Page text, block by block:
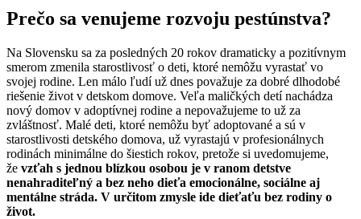
Prečo sa venujeme rozvoju pestúnstva?
Na Slovensku sa za posledných 20 rokov dramaticky a pozitívnym
smerom zmenila starostlivosť o deti, ktoré nemôžu vyrastať vo
svojej rodine. Len málo ľudí už dnes považuje za dobré dlhodobé
riešenie život v detskom domove. Veľa maličkých detí nachádza
nový domov v adoptívnej rodine a nepovažujeme to už za
zvláštnosť. Malé deti, ktoré nemôžu byť adoptované a sú v
starostlivosti detského domova, už vyrastajú v profesionálnych
rodinách minimálne do šiestich rokov, pretože si uvedomujeme,
že vzťah s jednou blízkou osobou je v ranom detstve
nenahraditeľný a bez neho dieťa emocionálne, sociálne aj
mentálne stráda. V určitom zmysle ide dieťaťu bez rodiny o
život.